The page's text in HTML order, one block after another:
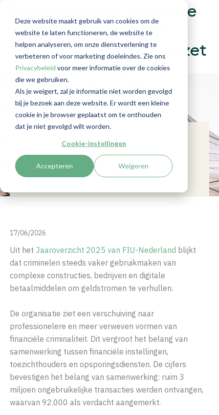
Deze website maakt gebruik van cookies om de
website te laten functioneren, de website te
helpen analyseren, om onze dienstverlening te
verbeteren of voor marketing doeleindes. Zie ons
Privacybeleid voor meer informatie over de cookies
die we gebruiken.
Als je weigert, zal je informatie niet worden gevolgd
bij je bezoek aan deze website. Er wordt een kleine
cookie in je browser geplaatst om te onthouden
dat je niet gevolgd wilt worden.
Cookie-instellingen
Accepteren Weigeren
FIU-Nederland: criminele
geldstromen worden
slimmer en breder ingezet
Samenvatting
FIU-Nederland heeft het jaaroverzicht van
2025 gepubliceerd.
17/06/2026
Uit het Jaaroverzicht 2025 van FIU-Nederland blijkt
dat criminelen steeds vaker gebruikmaken van
complexe constructies, bedrijven en digitale
betaalmiddelen om geldstromen te verhullen.
De organisatie ziet een verschuiving naar
professionelere en meer verweven vormen van
financiële criminaliteit. Dit vergroot het belang van
samenwerking tussen financiële instellingen,
toezichthouders en opsporingsdiensten. De cijfers
bevestigen het belang van samenwerking: ruim 3
miljoen ongebruikelijke transacties werden ontvangen,
waarvan 92.000 als verdacht aangemerkt.